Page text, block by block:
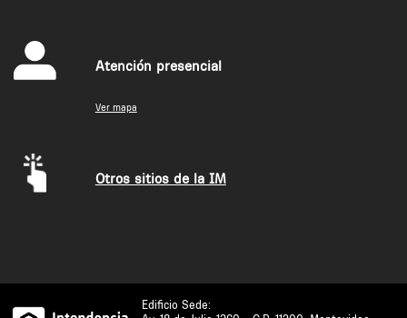
Atención presencial
Ver mapa
Otros sitios de la IM
Edificio Sede: